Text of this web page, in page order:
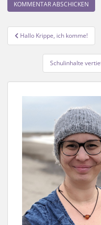
Hallo Krippe, ich komme!
Schulinhalte